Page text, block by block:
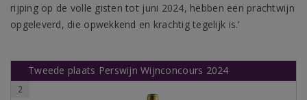
rijping op de volle gisten tot juni 2024, hebben een prachtwijn
opgeleverd, die opwekkend en krachtig tegelijk is.’
Tweede plaats Perswijn Wijnconcours 2024
2